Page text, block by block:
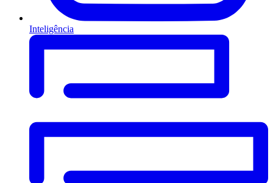
Inteligência